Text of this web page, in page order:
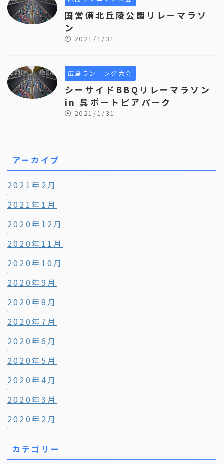
国営備北丘陵公園リレーマラソ
ン
2021/1/31
広島ランニング大会
シーサイドBBQリレーマラソン
in 呉ポートピアパーク
2021/1/31
アーカイブ
2021年2月
2021年1月
2020年12月
2020年11月
2020年10月
2020年9月
2020年8月
2020年7月
2020年6月
2020年5月
2020年4月
2020年3月
2020年2月
カテゴリー